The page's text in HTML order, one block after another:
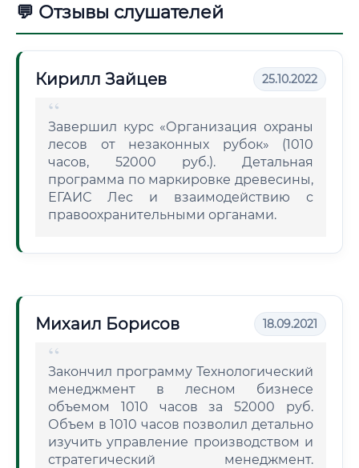
💬 Отзывы слушателей
Кирилл Зайцев 25.10.2022
Завершил курс «Организация охраны
лесов от незаконных рубок» (1010
часов, 52000 руб.). Детальная
программа по маркировке древесины,
ЕГАИС Лес и взаимодействию с
правоохранительными органами.
Михаил Борисов 18.09.2021
Закончил программу Технологический
менеджмент в лесном бизнесе
объемом 1010 часов за 52000 руб.
Объем в 1010 часов позволил детально
изучить управление производством и
стратегический менеджмент.